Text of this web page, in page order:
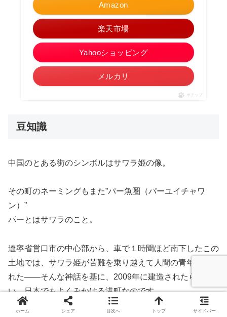
Amazon
楽天市場
Yahooショッピング
メルカリ
ポチップ
豆知識
中国のとある街のシンボルはサワラ姫の像。
その町のネーミングもまた”パー魚圏（パーユイチャワ
ン）”
パーとはサワラのこと。
遼寧省営口市の中心部から、車で１時間ほど南下したこの
土地では、サワラ姫が苦難を乗り越えて人間の青年と結ば
れた――そんな神話を基に、2009年に建造されたらし
い。日本でもよくみかける港町なのです。
ホーム シェア 目次へ トップ サイドバー